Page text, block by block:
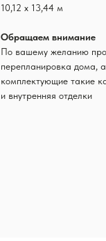
10,12 х 13,44 м
Обращаем внимание
По вашему желанию
перепланировка дома,
комплектующие такие
и внутренняя отделки